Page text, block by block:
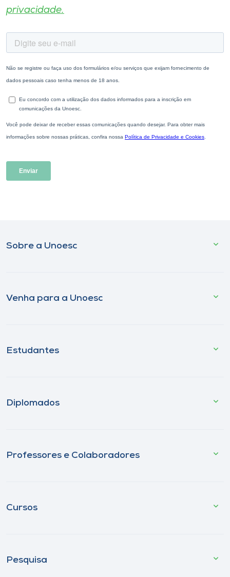
privacidade.
Sobre a Unoesc
Venha para a Unoesc
Estudantes
Diplomados
Professores e Colaboradores
Cursos
Pesquisa